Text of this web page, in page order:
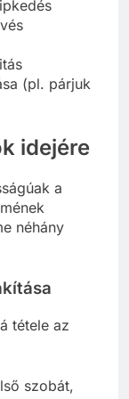
(pl. párjuk
idejére
a
néhány
tétele az
szobát,